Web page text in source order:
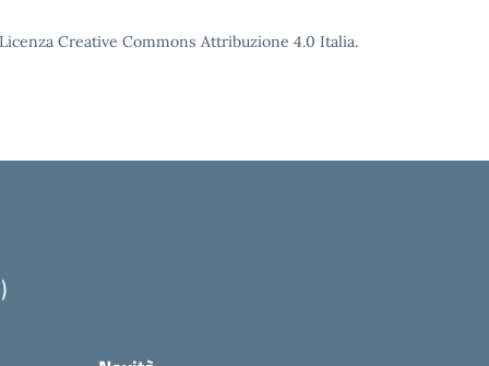
Creative Commons Attribuzione 4.0 Italia.